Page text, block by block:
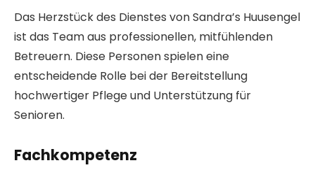
Das Herzstück des Dienstes von Sandra’s Huusengel
ist das Team aus professionellen, mitfühlenden
Betreuern. Diese Personen spielen eine
entscheidende Rolle bei der Bereitstellung
hochwertiger Pflege und Unterstützung für
Senioren.
Fachkompetenz